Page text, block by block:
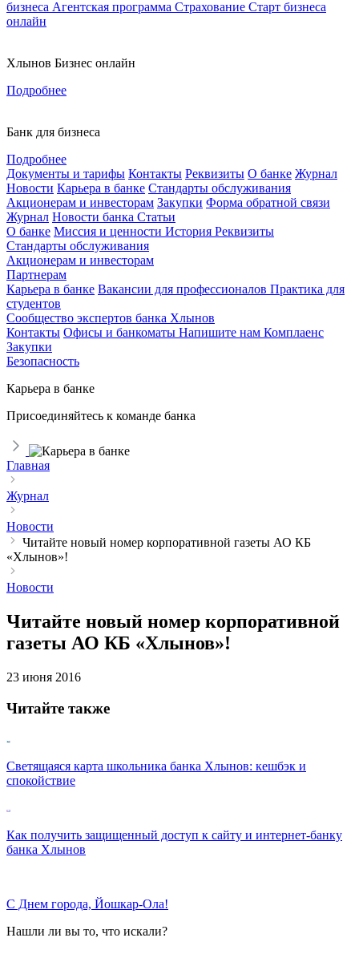
бизнеса Агентская программа Страхование Старт бизнеса
онлайн
Хлынов Бизнес онлайн
Подробнее
Банк для бизнеса
Подробнее
Документы и тарифы Контакты Реквизиты О банке Журнал
Новости Карьера в банке Стандарты обслуживания
Акционерам и инвесторам Закупки Форма обратной связи
Журнал Новости банка Статьи
О банке Миссия и ценности История Реквизиты
Стандарты обслуживания
Акционерам и инвесторам
Партнерам
Карьера в банке Вакансии для профессионалов Практика для
студентов
Сообщество экспертов банка Хлынов
Контакты Офисы и банкоматы Напишите нам Комплаенс
Закупки
Безопасность
Карьера в банке
Присоединяйтесь к команде банка
Главная
Журнал
Новости
Читайте новый номер корпоративной газеты АО КБ
«Хлынов»!
Новости
Читайте новый номер корпоративной
газеты АО КБ «Хлынов»!
23 июня 2016
Читайте также
Светящаяся карта школьника банка Хлынов: кешбэк и
спокойствие
Как получить защищенный доступ к сайту и интернет-банку
банка Хлынов
С Днем города, Йошкар-Ола!
Нашли ли вы то, что искали?